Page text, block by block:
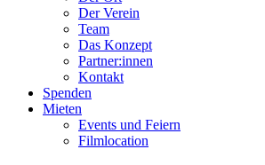
Der Verein
Team
Das Konzept
Partner:innen
Kontakt
Spenden
Mieten
Events und Feiern
Filmlocation